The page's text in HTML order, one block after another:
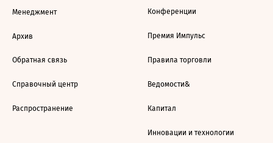
Менеджмент
Архив
Обратная связь
Справочный центр
Распространение
Конференции
Премия Импульс
Правила торговли
Ведомости&
Капитал
Инновации и технологии